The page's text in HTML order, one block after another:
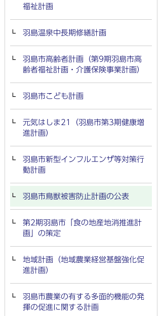
福祉計画
羽島温泉中長期修繕計画
羽島市高齢者計画（第9期羽島市高
齢者福祉計画・介護保険事業計画）
羽島市こども計画
元気はしま21（羽島市第3期健康増
進計画）
羽島市新型インフルエンザ等対策行
動計画
羽島市鳥獣被害防止計画の公表
第2期羽島市「食の地産地消推進計
画」の策定
地域計画（地域農業経営基盤強化促
進計画）
羽島市農業の有する多面的機能の発
揮の促進に関する計画